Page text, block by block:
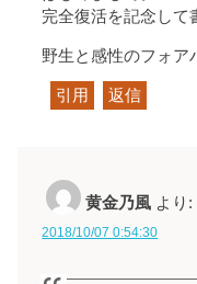
完全復活を記念して
野生と感性のフォア
引用 返信
黄金乃風 より:
2018/10/07 0:54:30